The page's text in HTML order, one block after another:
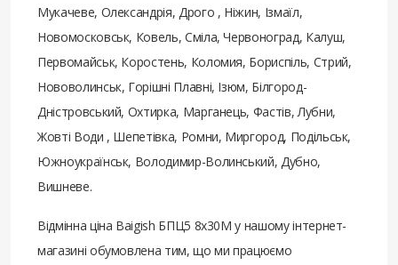
Мукачеве, Олександрія, Дрого , Ніжин, Ізмаїл,
Новомосковськ, Ковель, Сміла, Червоноград, Калуш,
Первомайськ, Коростень, Коломия, Бориспіль, Стрий,
Нововолинськ, Горішні Плавні, Ізюм, Білгород-
Дністровський, Охтирка, Марганець, Фастів, Лубни,
Жовті Води , Шепетівка, Ромни, Миргород, Подільськ,
Южноукраїнськ, Володимир-Волинський, Дубно,
Вишневе.
Відмінна ціна Baigish БПЦ5 8х30М у нашому інтернет-
магазині обумовлена ​​тим, що ми працюємо